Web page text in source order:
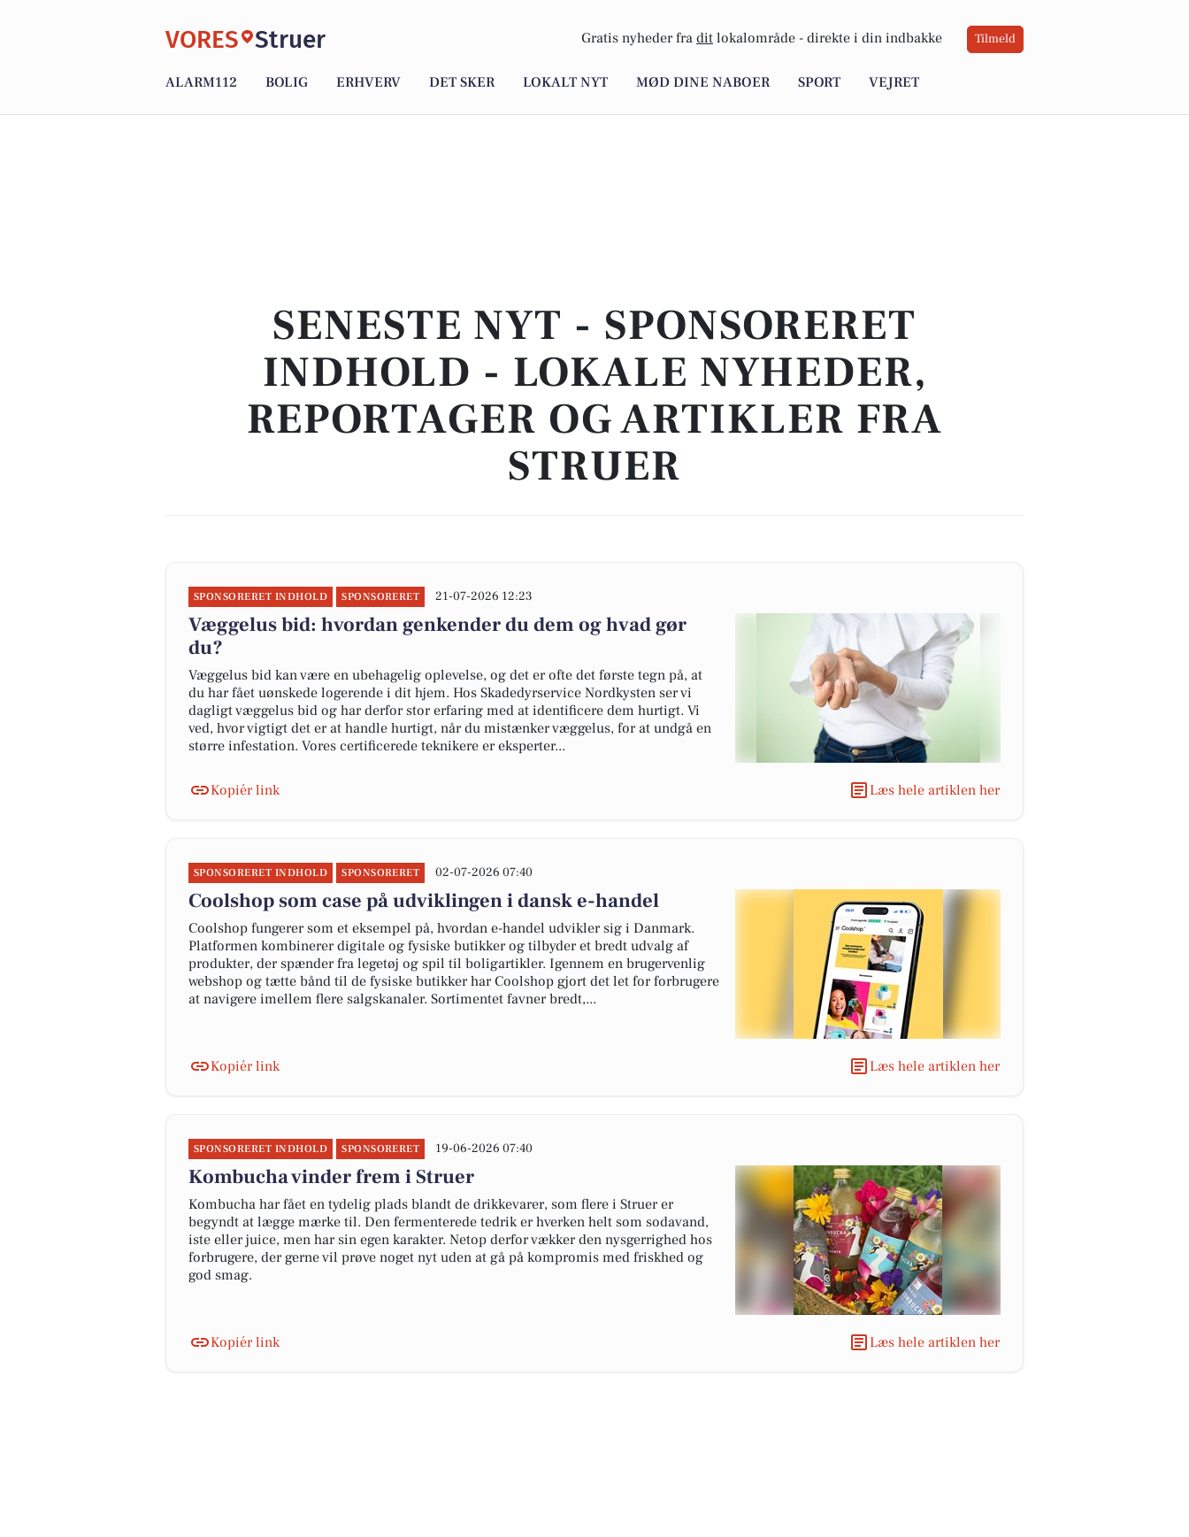
VORES Struer Gratis nyheder fra dit lokalområde - direkte i din indbakke Tilmeld
ALARM112 BOLIG ERHVERV DET SKER LOKALT NYT MØD DINE NABOER SPORT VEJRET
SENESTE NYT - SPONSORERET
INDHOLD - LOKALE NYHEDER,
REPORTAGER OG ARTIKLER FRA
STRUER
SPONSORERET INDHOLD SPONSORERET 21-07-2026 12:23
Væggelus bid: hvordan genkender du dem og hvad gør
du?
Væggelus bid kan være en ubehagelig oplevelse, og det er ofte det første tegn på, at
du har fået uønskede logerende i dit hjem. Hos Skadedyrservice Nordkysten ser vi
dagligt væggelus bid og har derfor stor erfaring med at identificere dem hurtigt. Vi
ved, hvor vigtigt det er at handle hurtigt, når du mistænker væggelus, for at undgå en
større infestation. Vores certificerede teknikere er eksperter...
Kopiér link Læs hele artiklen her
SPONSORERET INDHOLD SPONSORERET 02-07-2026 07:40
Coolshop som case på udviklingen i dansk e-handel
Coolshop fungerer som et eksempel på, hvordan e-handel udvikler sig i Danmark.
Platformen kombinerer digitale og fysiske butikker og tilbyder et bredt udvalg af
produkter, der spænder fra legetøj og spil til boligartikler. Igennem en brugervenlig
webshop og tætte bånd til de fysiske butikker har Coolshop gjort det let for forbrugere
at navigere imellem flere salgskanaler. Sortimentet favner bredt,...
Kopiér link Læs hele artiklen her
SPONSORERET INDHOLD SPONSORERET 19-06-2026 07:40
Kombucha vinder frem i Struer
Kombucha har fået en tydelig plads blandt de drikkevarer, som flere i Struer er
begyndt at lægge mærke til. Den fermenterede tedrik er hverken helt som sodavand,
iste eller juice, men har sin egen karakter. Netop derfor vækker den nysgerrighed hos
forbrugere, der gerne vil prøve noget nyt uden at gå på kompromis med friskhed og
god smag.
Kopiér link Læs hele artiklen her